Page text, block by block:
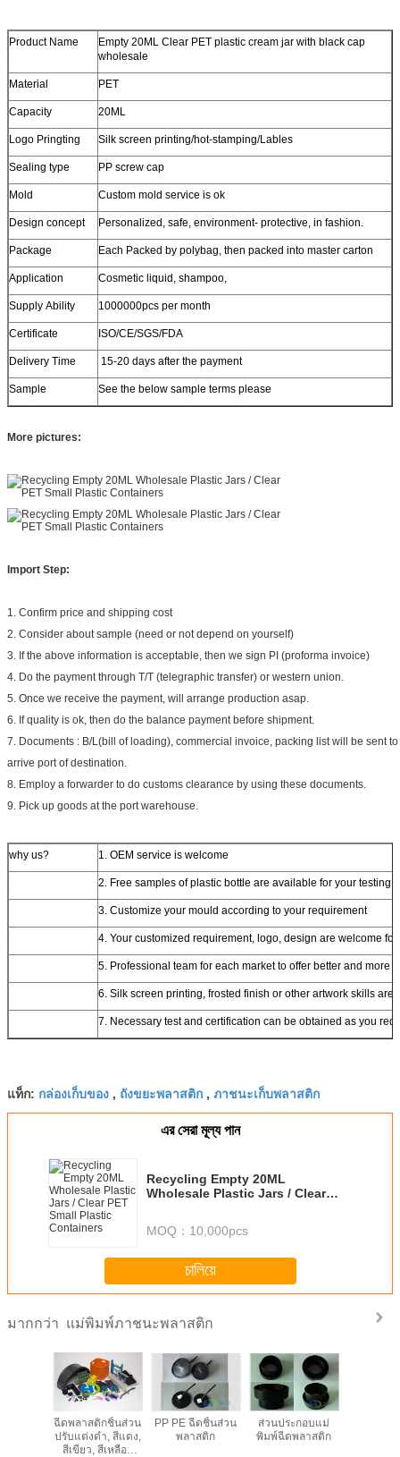
Product Name
Empty 20ML Clear PET plastic cream jar with black cap
wholesale
Material PET
Capacity 20ML
Logo Pringting Silk screen printing/hot-stamping/Lables
Sealing type PP screw cap
Mold Custom mold service is ok
Design concept Personalized, safe, environment- protective, in fashion.
Package Each Packed by polybag, then packed into master carton
Application Cosmetic liquid, shampoo,
Supply Ability 1000000pcs per month
Certificate ISO/CE/SGS/FDA
Delivery Time 15-20 days after the payment
Sample See the below sample terms please
More pictures:
Import Step:
1. Confirm price and shipping cost
2. Consider about sample (need or not depend on yourself)
3. If the above information is acceptable, then we sign PI (proforma invoice)
4. Do the payment through T/T (telegraphic transfer) or western union.
5. Once we receive the payment, will arrange production asap.
6. If quality is ok, then do the balance payment before shipment.
7. Documents : B/L(bill of loading), commercial invoice, packing list will be sent
arrive port of destination.
8. Employ a forwarder to do customs clearance by using these documents.
9. Pick up goods at the port warehouse.
why us? 1. OEM service is welcome
2. Free samples of plastic bottle are available for your testing
3. Customize your mould according to your requirement
4. Your customized requirement, logo, design are welcome
5. Professional team for each market to offer better and more
6. Silk screen printing, frosted finish or other artwork skills are
7. Necessary test and certification can be obtained as you
แท็ก: กล่องเก็บของ , ถังขยะพลาสติก , ภาชนะเก็บพลาสติก
এর সেরা মূল্য পান
Recycling Empty 20ML
Wholesale Plastic Jars / Clear
MOQ： 10,000pcs
চালিয়ে
มากกว่า แม่พิมพ์ภาชนะพลาสติก
ฉีดพลาสติกชิ้นส่วน
ปรับแต่งดำ, สีแดง,
สีเขียว, สีเหลือง
PP PE ฉีดชิ้นส่วน
พลาสติก
ส่วนประกอบแม่
พิมพ์ฉีดพลาสติก